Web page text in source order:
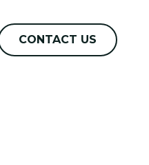
CONTACT US
CONTACT US